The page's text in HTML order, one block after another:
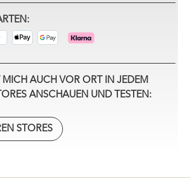
MICH AUCH VOR ORT IN JEDEM
ANSCHAUEN UND TESTEN:
STORES